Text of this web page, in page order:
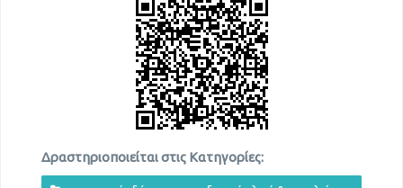
Δραστηριοποιείται στις Κατηγορίες: